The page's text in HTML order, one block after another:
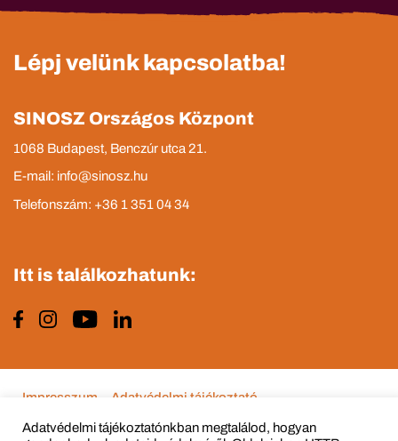
Lépj velünk kapcsolatba!
SINOSZ Országos Központ
1068 Budapest, Benczúr utca 21.
E-mail: info@sinosz.hu
Telefonszám: +36 1 351 04 34
Itt is találkozhatunk:
Impresszum Adatvédelmi tájékoztató
Adatvédelmi tájékoztatónkban megtalálod, hogyan